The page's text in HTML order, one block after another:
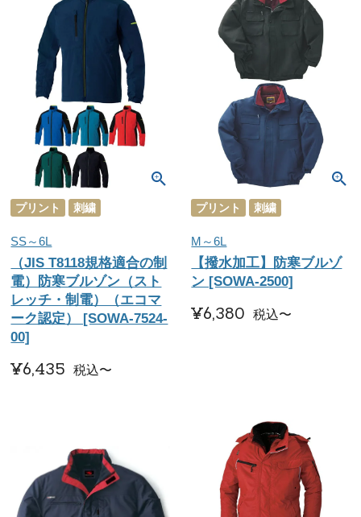
プリント 刺繍
SS～6L
（JIS T8118規格適合の制
電）防寒ブルゾン（スト
レッチ・制電）（エコマ
ーク認定） [SOWA-7524-
00]
¥6,435 税込〜
プリント 刺繍
M～6L
【撥水加工】防寒ブルゾ
ン [SOWA-2500]
¥6,380 税込〜